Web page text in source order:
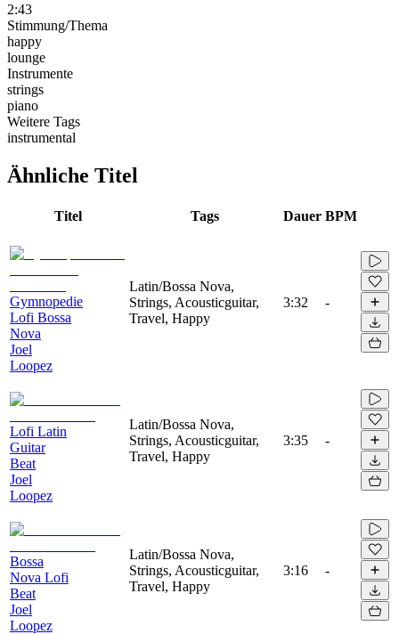
2:43
Stimmung/Thema
happy
lounge
Instrumente
strings
piano
Weitere Tags
instrumental
Ähnliche Titel
Titel Tags Dauer BPM
Gymnopedie
Lofi Bossa
Nova
Joel
Loopez
Latin/Bossa Nova,
Strings, Acousticguitar,
Travel, Happy
3:32 -
Lofi Latin
Guitar
Beat
Joel
Loopez
Latin/Bossa Nova,
Strings, Acousticguitar,
Travel, Happy
3:35 -
Bossa
Nova Lofi
Beat
Joel
Loopez
Latin/Bossa Nova,
Strings, Acousticguitar,
Travel, Happy
3:16 -